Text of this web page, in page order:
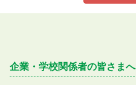
企業・学校関係者の皆さまへ